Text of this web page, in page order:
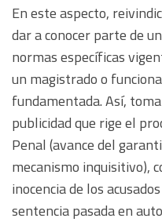
En este aspecto,
dar a conocer parte de
normas específicas
un magistrado o
fundamentada. Así,
publicidad que rige el
Penal (avance del
mecanismo inquisitivo),
inocencia de los
sentencia pasada en